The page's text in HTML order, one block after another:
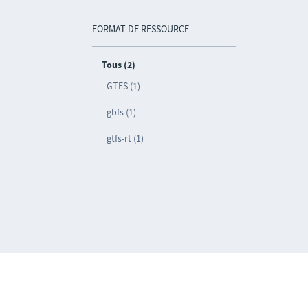
FORMAT DE RESSOURCE
Tous (2)
GTFS (1)
gbfs (1)
gtfs-rt (1)